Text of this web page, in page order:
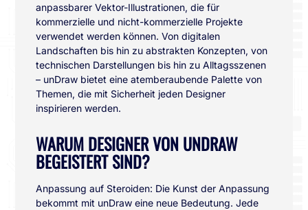
anpassbarer Vektor-Illustrationen, die für
kommerzielle und nicht-kommerzielle Projekte
verwendet werden können. Von digitalen
Landschaften bis hin zu abstrakten Konzepten, von
technischen Darstellungen bis hin zu Alltagsszenen
– unDraw bietet eine atemberaubende Palette von
Themen, die mit Sicherheit jeden Designer
inspirieren werden.
WARUM DESIGNER VON UNDRAW
BEGEISTERT SIND?
Anpassung auf Steroiden: Die Kunst der Anpassung
bekommt mit unDraw eine neue Bedeutung. Jede